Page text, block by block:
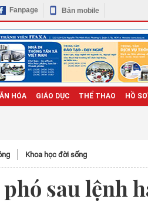
Fanpage Bản mobile
HÓA GIÁO DỤC THỂ THAO HỒ SƠ
Khoa học đời sống
sau lệnh